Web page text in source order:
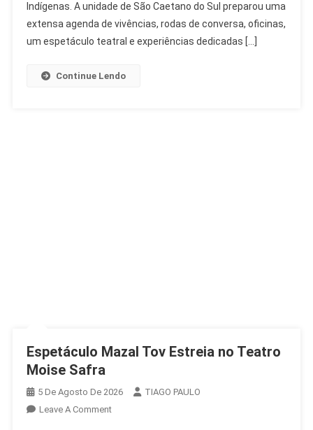
Agosto
Indígena
Com
Ancestrais
Indígenas. A unidade de São Caetano do Sul preparou uma
extensa agenda de vivências, rodas de conversa, oficinas,
um espetáculo teatral e experiências dedicadas […]
Continue Lendo
Espetáculo Mazal Tov Estreia no Teatro
Moise Safra
5 De Agosto De 2026
TIAGO PAULO
Leave A CommentOn